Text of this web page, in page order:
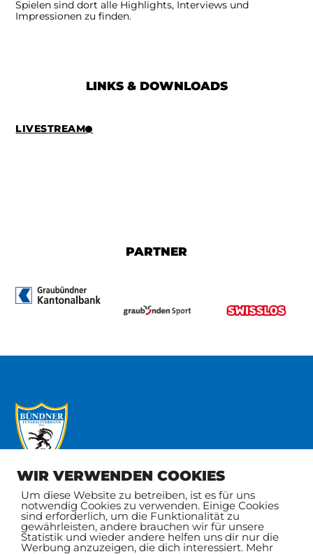
Spielen sind dort alle Highlights, Interviews und
Impressionen zu finden.
LINKS & DOWNLOADS
LIVESTREAM
PARTNER
Bündner
Fussballverband
Postfach 87
FAQ / Hilfe
Dokumente
News
WIR VERWENDEN COOKIES
Um diese Website zu betreiben, ist es für uns
notwendig Cookies zu verwenden. Einige Cookies
sind erforderlich, um die Funktionalität zu
gewährleisten, andere brauchen wir für unsere
Statistik und wieder andere helfen uns dir nur die
Werbung anzuzeigen, die dich interessiert. Mehr